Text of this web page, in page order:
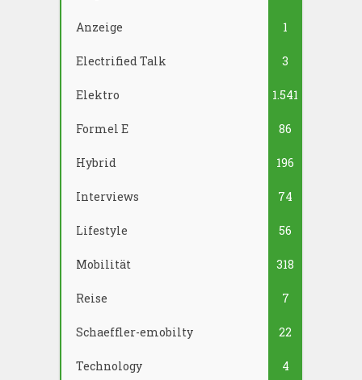
Anzeige 1
Electrified Talk 3
Elektro 1.541
Formel E 86
Hybrid 196
Interviews 74
Lifestyle 56
Mobilität 318
Reise 7
Schaeffler-emobilty 22
Technology 4